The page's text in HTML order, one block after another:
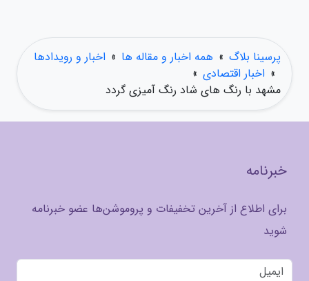
پرسینا بلاگ » همه اخبار و مقاله ها » اخبار و رویدادها
» اخبار اقتصادی »
مشهد با رنگ های شاد رنگ آمیزی گردد
خبرنامه
برای اطلاع از آخرین تخفیفات و پروموشن‌ها عضو خبرنامه
شوید